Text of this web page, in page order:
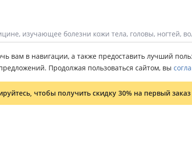
изучающее болезни кожи тела, головы, ногтей,
со строением и физиологическими функциями
аллергологией. Книги по дерматологии
медицинскими, и они не пропагандируют
защитная оболочка, оберегающая нас от
определять тревожные звоночки, чтобы не
чтобы получить скидку 30% на первый заказ
вам в навигации, а также предоставить лучший
Продолжая пользоваться сайтом, вы